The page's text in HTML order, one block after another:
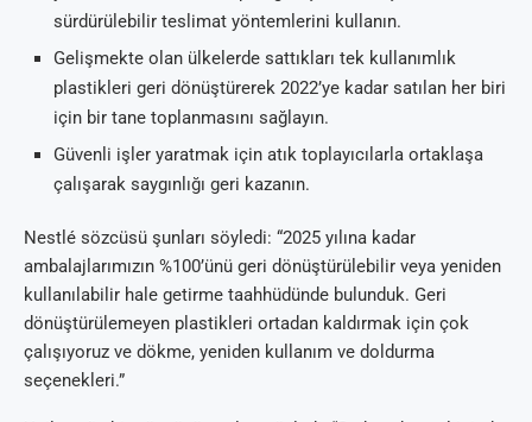
sürdürülebilir teslimat yöntemlerini kullanın.
Gelişmekte olan ülkelerde sattıkları tek kullanımlık
plastikleri geri dönüştürerek 2022’ye kadar satılan her biri
için bir tane toplanmasını sağlayın.
Güvenli işler yaratmak için atık toplayıcılarla ortaklaşa
çalışarak saygınlığı geri kazanın.
Nestlé sözcüsü şunları söyledi: “2025 yılına kadar
ambalajlarımızın %100’ünü geri dönüştürülebilir veya yeniden
kullanılabilir hale getirme taahhüdünde bulunduk. Geri
dönüştürülemeyen plastikleri ortadan kaldırmak için çok
çalışıyoruz ve dökme, yeniden kullanım ve doldurma
seçenekleri.”